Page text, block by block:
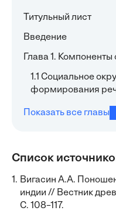
Титульный лист
Введение
Глава 1.
1.1 Социальное
формирования
Показать все главы
Список
1. Вигасин А.А.
индии // Вестник
С. 108–117.